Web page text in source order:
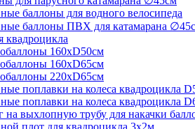
баллоны для водного велосипеда
баллоны ПВХ для катамарана
квадроцикла
160хD50см
160хD65см
220хD65см
поплавки на колеса квадроцикла
поплавки на колеса квадроцикла
выхлопную трубу для накачки
плот для квадроцикла 3х2м